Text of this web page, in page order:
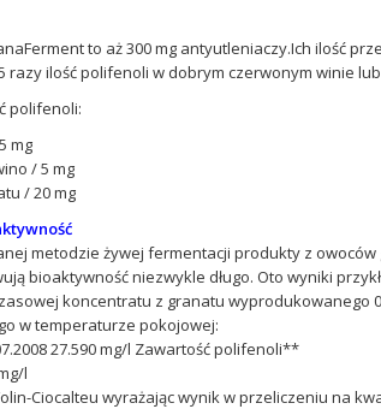
to aż 300 mg antyutleniaczy.Ich ilość
razy ilość polifenoli w dobrym czerwonym winie
polifenoli:
mg
/ 5 mg
/ 20 mg
metodzie żywej fermentacji produkty z owoców
bioaktywność niezwykle długo. Oto wyniki
koncentratu z granatu wyprodukowanego
w temperaturze pokojowej:
27.590 mg/l Zawartość polifenoli**
l
Ciocalteu wyrażając wynik w przeliczeniu na